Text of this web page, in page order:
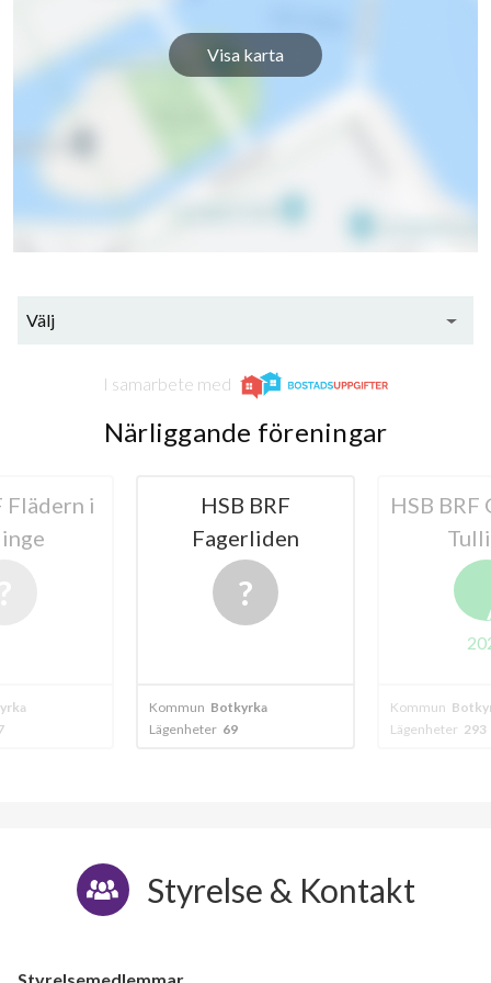
Visa karta
Välj
I samarbete med
Närliggande föreningar
Flädern i
HSB BRF
Fagerliden
Kommun Botkyrka
Lägenheter 69
HSB
Kommun
Lägenheter 293
Styrelse & Kontakt